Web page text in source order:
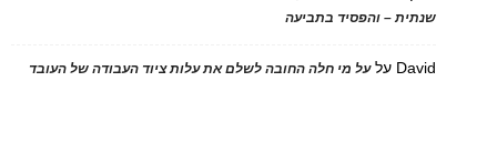
שנתית – והפסיד בתביעה
David עלעל מי חלה החובה לשלם את עלות ציוד העבודה של העובד